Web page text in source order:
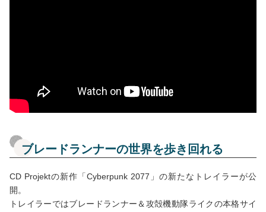
ブレードランナーの世界を歩き回れる
CD Projektの新作「Cyberpunk 2077」の新たなトレイラーが公
開。
トレイラーではブレードランナー＆攻殻機動隊ライクの本格サイ